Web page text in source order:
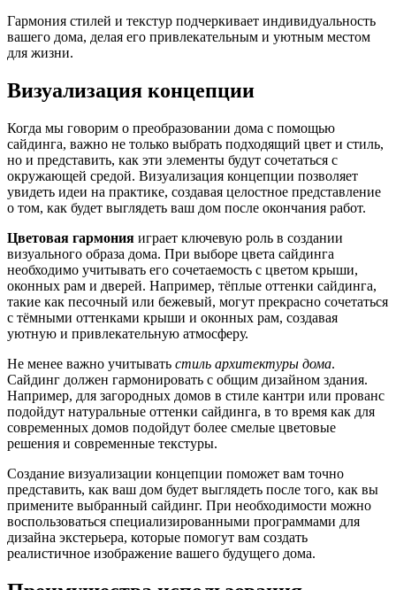
Гармония стилей и текстур подчеркивает индивидуальность
вашего дома, делая его привлекательным и уютным местом
для жизни.
Визуализация концепции
Когда мы говорим о преобразовании дома с помощью
сайдинга, важно не только выбрать подходящий цвет и стиль,
но и представить, как эти элементы будут сочетаться с
окружающей средой. Визуализация концепции позволяет
увидеть идеи на практике, создавая целостное представление
о том, как будет выглядеть ваш дом после окончания работ.
Цветовая гармония играет ключевую роль в создании
визуального образа дома. При выборе цвета сайдинга
необходимо учитывать его сочетаемость с цветом крыши,
оконных рам и дверей. Например, тёплые оттенки сайдинга,
такие как песочный или бежевый, могут прекрасно сочетаться
с тёмными оттенками крыши и оконных рам, создавая
уютную и привлекательную атмосферу.
Не менее важно учитывать стиль архитектуры дома.
Сайдинг должен гармонировать с общим дизайном здания.
Например, для загородных домов в стиле кантри или прованс
подойдут натуральные оттенки сайдинга, в то время как для
современных домов подойдут более смелые цветовые
решения и современные текстуры.
Создание визуализации концепции поможет вам точно
представить, как ваш дом будет выглядеть после того, как вы
примените выбранный сайдинг. При необходимости можно
воспользоваться специализированными программами для
дизайна экстерьера, которые помогут вам создать
реалистичное изображение вашего будущего дома.